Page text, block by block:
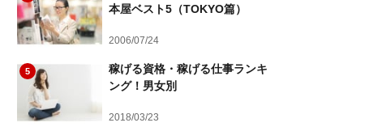
本屋ベスト5（TOKYO篇）
2006/07/24
5
稼げる資格・稼げる仕事ランキ
ング！男女別
2018/03/23